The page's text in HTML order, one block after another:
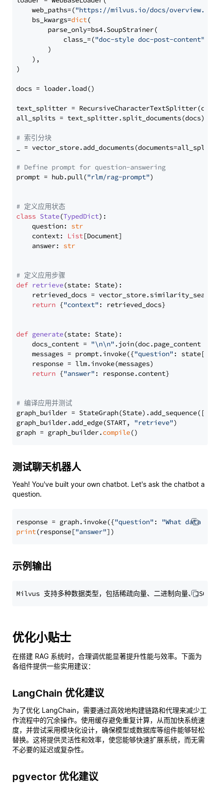
    web_paths=(
"https://milvus.io/docs/overview.md"
    bs_kwargs=
dict(
        parse_only=bs4.SoupStrainer(
            class_=(
"doc-style doc-post-content"
        )
    ),
)
docs = loader.load()
text_splitter =
all_splits = text_splitter.split_documents(docs)
# 索引分块
_ = vector_store.add_documents(documents=all_splits)
# Define prompt for question-answering
prompt = hub.pull("rlm/rag-prompt")
# 定义应用状态
class State(TypedDict):
    question:
str
    context:
List[Document]
    answer:
str
# 定义应用步骤
def retrieve(state: State):
retrieved_docs =
return {"context" : retrieved_docs}
def generate(state: State):
    docs_content =
"\n\n" .join(doc.page_content
    messages = prompt.invoke({
"question" : state[
    response = llm.invoke(messages)
return {"answer" : response.content}
# 编译应用并测试
graph_builder =
graph_builder.add_edge(START, "retrieve")
graph = graph_builder.compile
测试聊天机器人
Yeah! You've built your own chatbot. Let's ask the chatbot a
question.
response = graph.invoke({"question" : "What data
print(response["answer"
示例输出
优化小贴士
在搭建 RAG 系统时，合理调优能显著提升性能与效率。下面为
各组件提供一些实用建议：
LangChain 优化建议
为了优化 LangChain，需要通过高效地构建链路和代理来减少工
作流程中的冗余操作。使用缓存避免重复计算，从而加快系统速
度，并尝试采用模块化设计，确保模型或数据库等组件能够轻松
替换。这将提供灵活性和效率，使您能够快速扩展系统，而无需
不必要的延迟或复杂性。
pgvector 优化建议